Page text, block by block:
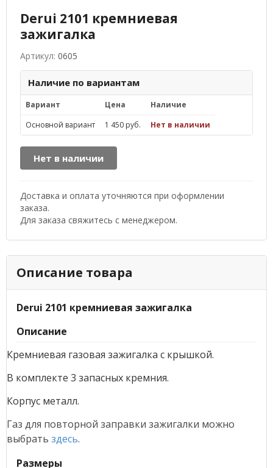
Derui 2101 кремниевая
зажигалка
Артикул: 0605
Наличие по вариантам
Вариант Цена
Наличие
Основной вариант
1 450 руб. Нет в наличии
Нет в наличии
Доставка и оплата уточняются при оформлении
заказа.
Для заказа свяжитесь с менеджером.
Описание товара
Derui 2101 кремниевая зажигалка
Описание
Кремниевая газовая зажигалка с крышкой.
В комплекте 3 запасных кремния.
Корпус металл.
Газ для повторной заправки зажигалки можно
выбрать здесь.
Размеры